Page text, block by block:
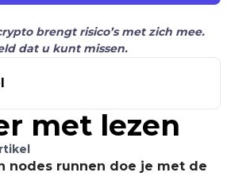
brengt risico’s met zich mee.
dat u kunt missen.
met lezen
nodes runnen doe je met de